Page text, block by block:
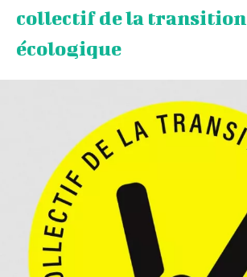
collectif de la transition
écologique